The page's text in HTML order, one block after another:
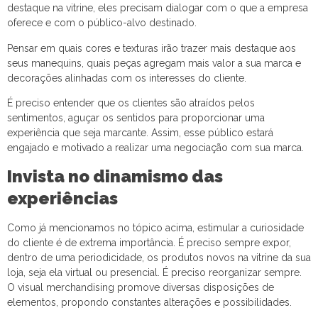
destaque na vitrine, eles precisam dialogar com o que a empresa
oferece e com o público-alvo destinado.
Pensar em quais cores e texturas irão trazer mais destaque aos
seus manequins, quais peças agregam mais valor a sua marca e
decorações alinhadas com os interesses do cliente.
É preciso entender que os clientes são atraídos pelos
sentimentos, aguçar os sentidos para proporcionar uma
experiência que seja marcante. Assim, esse público estará
engajado e motivado a realizar uma negociação com sua marca.
Invista no dinamismo das
experiências
Como já mencionamos no tópico acima, estimular a curiosidade
do cliente é de extrema importância. É preciso sempre expor,
dentro de uma periodicidade, os produtos novos na vitrine da sua
loja, seja ela virtual ou presencial. É preciso reorganizar sempre.
O visual merchandising promove diversas disposições de
elementos, propondo constantes alterações e possibilidades.